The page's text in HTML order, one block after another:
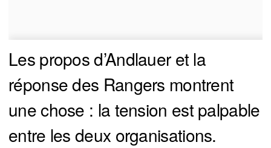
Les propos d’Andlauer et la
réponse des Rangers montrent
une chose : la tension est palpable
entre les deux organisations.